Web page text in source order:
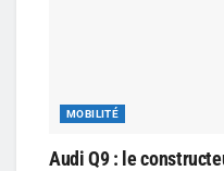
MOBILITÉ
Audi Q9 : le